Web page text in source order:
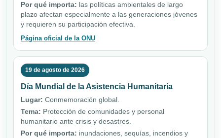
Por qué importa: las políticas ambientales de largo
plazo afectan especialmente a las generaciones jóvenes
y requieren su participación efectiva.
Página oficial de la ONU
19 de agosto de 2026
Día Mundial de la Asistencia Humanitaria
Lugar: Conmemoración global.
Tema: Protección de comunidades y personal
humanitario ante crisis y desastres.
Por qué importa: inundaciones, sequías, incendios y